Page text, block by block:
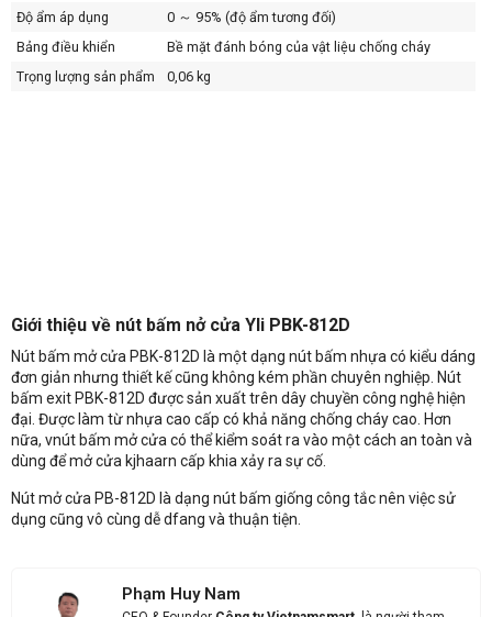
Giới thiệu về nút bấm nở cửa Yli PBK-812D
Nút bấm mở cửa PBK-812D là một dạng nút bấm nhựa có kiểu dáng
đơn giản nhưng thiết kế cũng không kém phần chuyên nghiệp. Nút
bấm exit PBK-812D được sản xuất trên dây chuyền công nghệ hiện
đại. Được làm từ nhựa cao cấp có khả năng chống cháy cao. Hơn
nữa, vnút bấm mở cửa có thể kiểm soát ra vào một cách an toàn và
dùng để mở cửa kjhaarn cấp khia xảy ra sự cố.
Nút mở cửa PB-812D là dạng nút bấm giống công tắc nên việc sử
dụng cũng vô cùng dễ dfang và thuận tiện.
Phạm Huy Nam
Độ ẩm áp dụng
0 ～ 95% (độ ẩm tương đối)
Bảng điều khiển
Bề mặt đánh bóng của vật liệu chống cháy
Trọng lượng sản phẩm
0,06 kg
Nhận báo giá sản phẩm: Nút Bấm Mở Cửa Yli PBK-812D